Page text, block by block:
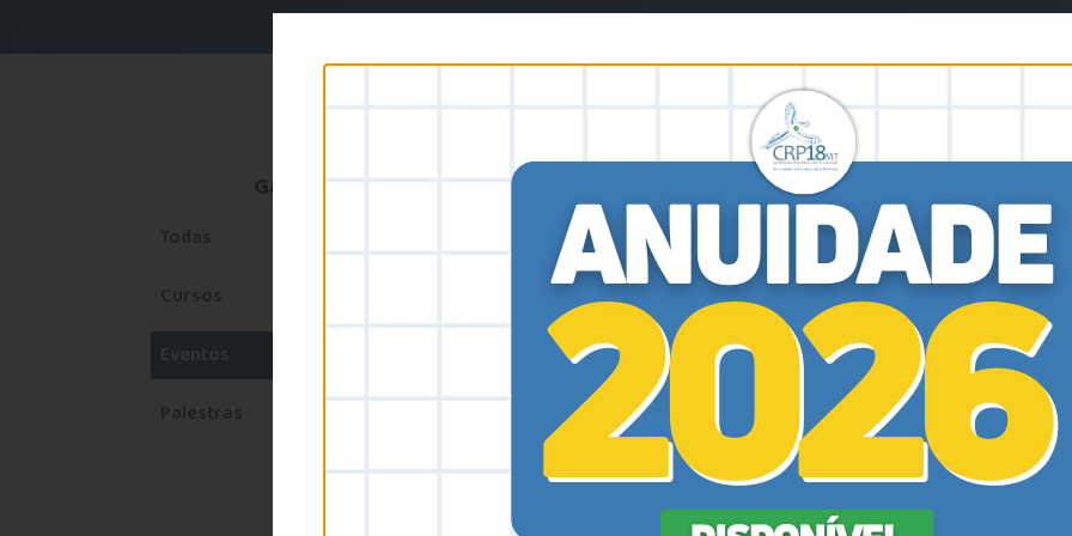
Galeria 24 de Novembro de 2025
Eventos
Roda de Conversa
com o CRP18-MT:
Racismo na linguagem
e o “Pretoguês” como
psicoeducação
Saiba Mais
26 de Setembro de 2025
Eventos
Cerimônia Social de
Posse do VI Plenário